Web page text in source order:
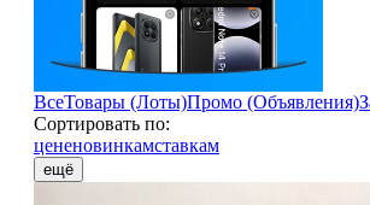
ВсеТовары (Лоты)Промо (Объявления)
Сортировать по:
цененовинкамставкам
ещё